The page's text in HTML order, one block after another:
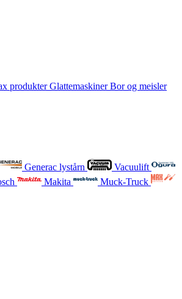
produkterGlattemaskinerBor og meisler
Generac lystårn
Vacuulift
Makita Muck-Truck